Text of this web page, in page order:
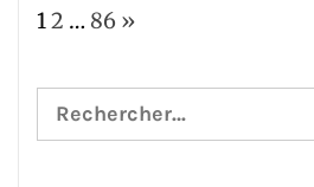
Page:
12 … 86 Next
»
Rechercher :